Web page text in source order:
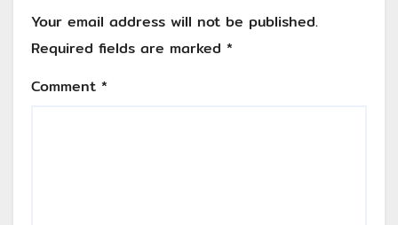
Your email address will not be published.
Required fields are marked *
Comment *